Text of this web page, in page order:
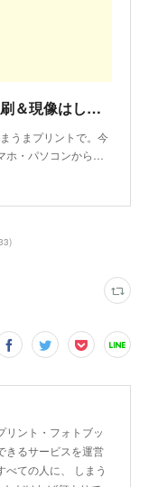
写真プリントが1枚6円～｜写真印刷＆現像はしまうまプリント
うまプリントで。今
ホ・パソコンから…
)
リント・フォトブッ
きるサービスを運営
べての人に、 しまう